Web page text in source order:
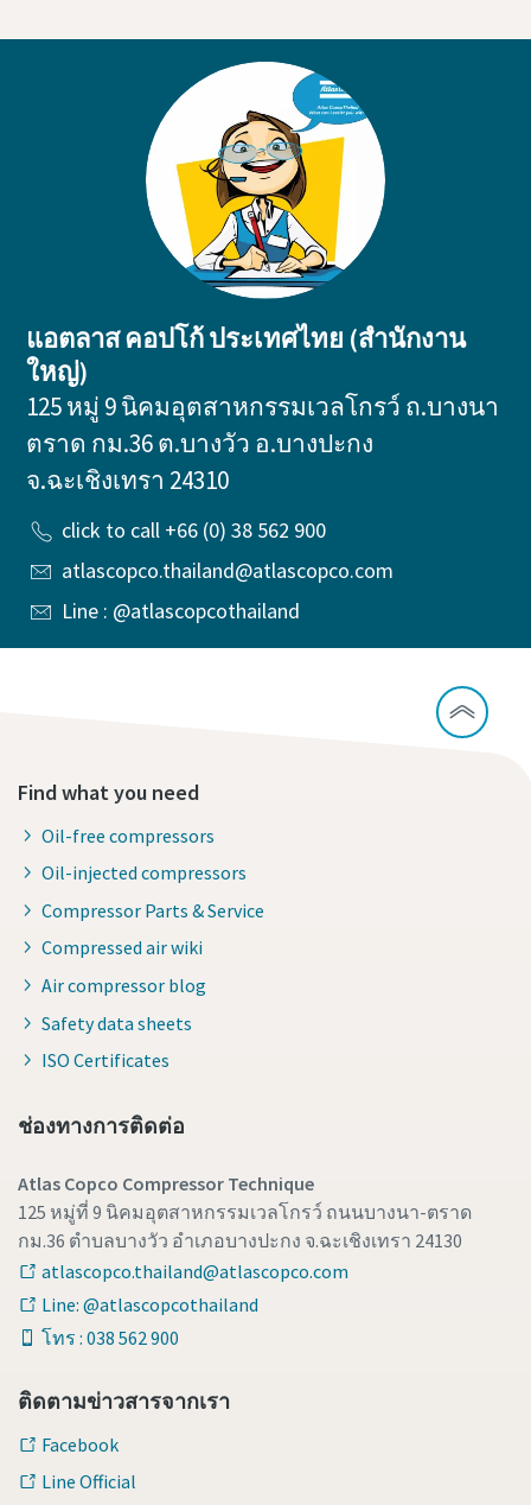
แอตลาส คอปโก้ ประเทศไทย (สำนักงาน
ใหญ่)
125 หมู่ 9 นิคมอุตสาหกรรมเวลโกรว์ ถ.บางนา
ตราด กม.36 ต.บางวัว อ.บางปะกง
จ.ฉะเชิงเทรา 24310
click to call +66 (0) 38 562 900
atlascopco.thailand@atlascopco.com
Line : @atlascopcothailand
Find what you need
Oil-free compressors
Oil-injected compressors
Compressor Parts & Service
Compressed air wiki
Air compressor blog
Safety data sheets
ISO Certificates
ช่องทางการติดต่อ
Atlas Copco Compressor Technique
125 หมู่ที่ 9 นิคมอุตสาหกรรมเวลโกรว์ ถนนบางนา-ตราด
กม.36 ตำบลบางวัว อำเภอบางปะกง จ.ฉะเชิงเทรา 24130
atlascopco.thailand@atlascopco.com
Line: @atlascopcothailand
โทร : 038 562 900
ติดตามข่าวสารจากเรา
Facebook
Line Official